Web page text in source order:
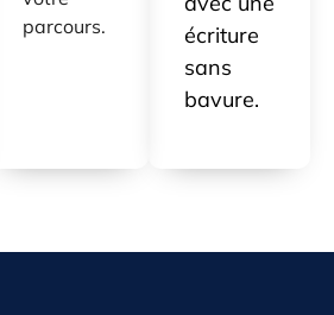
parcours.
écriture
sans
bavure.